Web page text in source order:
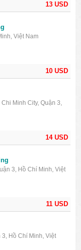
13 USD
10 USD
Việt Nam
14 USD
Minh City, Quận 3,
11 USD
3, Hồ Chí Minh, Việt
Hồ Chí Minh, Việt